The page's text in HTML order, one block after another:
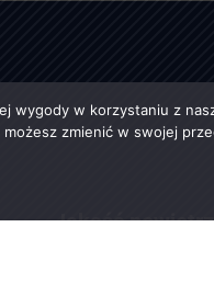
Jakość
wygody w korzystaniu z
zmienić w swojej